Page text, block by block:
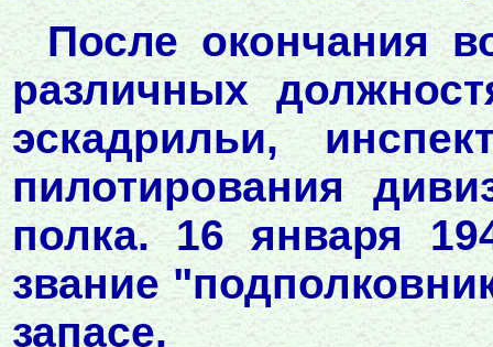
После окончания
различных
эскадрильи,
пилотирования
полка. 16 января
звание
запасе.